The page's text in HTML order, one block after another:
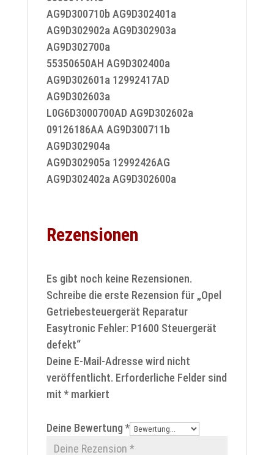
AG9D300710b AG9D302401a
AG9D302902a AG9D302903a
AG9D302700a
55350650AH AG9D302400a
AG9D302601a 12992417AD
AG9D302603a
L0G6D3000700AD AG9D302602a
09126186AA AG9D300711b
AG9D302904a
AG9D302905a 12992426AG
AG9D302402a AG9D302600a
Rezensionen
Es gibt noch keine Rezensionen.
Schreibe die erste Rezension für „Opel
Getriebesteuergerät Reparatur
Easytronic Fehler: P1600 Steuergerät
defekt“
Deine E-Mail-Adresse wird nicht
veröffentlicht. Erforderliche Felder sind
mit *markiert
Deine Bewertung *